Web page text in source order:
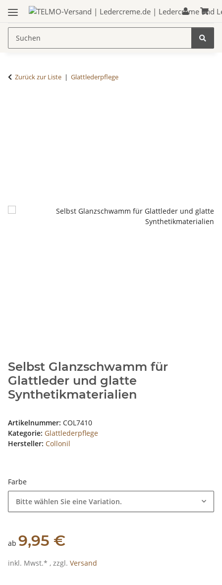
Zurück zur Liste Glattlederpflege
Selbst Glanzschwamm für
Glattleder und glatte
Synthetikmaterialien
Artikelnummer: COL7410
Kategorie: Glattlederpflege
Hersteller: Collonil
Farbe
Bitte wählen Sie eine Variation.
ab 9,95 €
inkl. Mwst.* , zzgl. Versand